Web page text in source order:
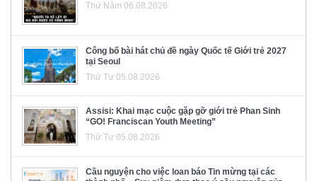
Thứ Năm 06.08.2026
Công bố bài hát chủ đề ngày Quốc tế Giới trẻ 2027
tại Seoul
Thứ Tư 05.08.2026
Assisi: Khai mạc cuộc gặp gỡ giới trẻ Phan Sinh
“GO! Franciscan Youth Meeting”
Thứ Tư 05.08.2026
Cầu nguyện cho việc loan báo Tin mừng tại các